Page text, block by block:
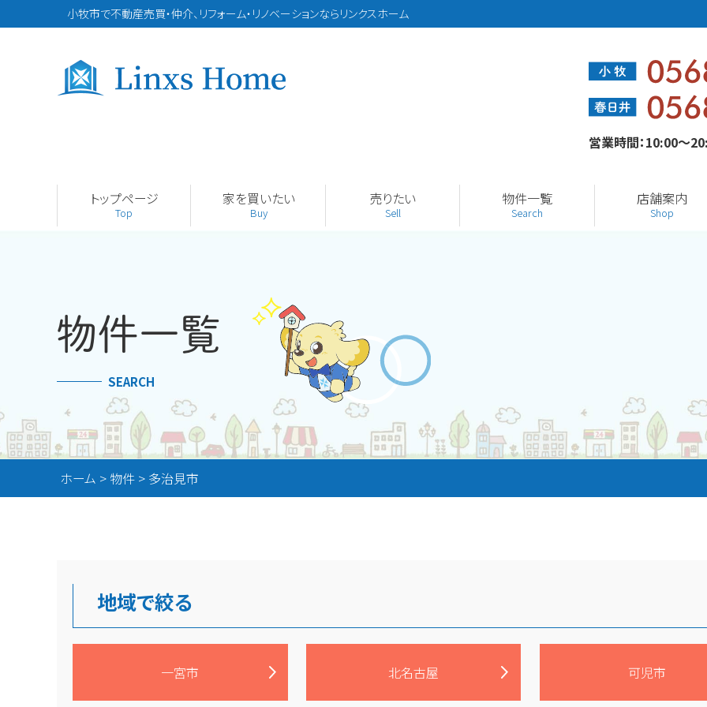
小牧市で不動産売買・仲介、リフォーム・リノベーションならリンクスホーム
営業時間：10:00～
トップページ
Top
家を買いたい
Buy
売りたい
Sell
物件一覧
Search
店舗案内
Shop
物件一覧
SEARCH
ホーム > 物件 > 多治見市
地域で絞る
一宮市 北名古屋 可児市